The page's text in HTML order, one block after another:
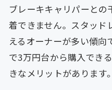
ブレーキキャリパーと
着できません。スタッド
えるオーナーが多い傾
で3万円台から購入でき
きなメリットがあります。